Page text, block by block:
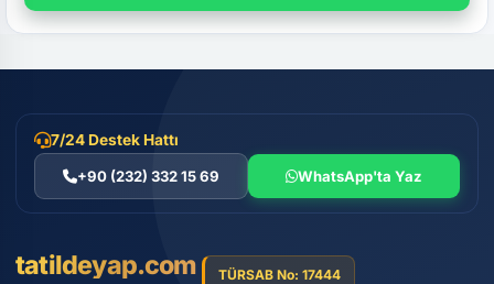
7/24 Destek Hattı
+90 (232) 332 15 69 WhatsApp'ta Yaz
tatildeyap.com TÜRSAB No: 17444